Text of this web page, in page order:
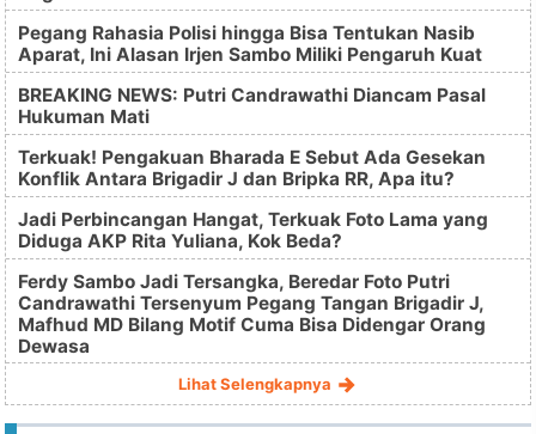
Pegang Rahasia Polisi hingga Bisa Tentukan Nasib
Aparat, Ini Alasan Irjen Sambo Miliki Pengaruh Kuat
BREAKING NEWS: Putri Candrawathi Diancam Pasal
Hukuman Mati
Terkuak! Pengakuan Bharada E Sebut Ada Gesekan
Konflik Antara Brigadir J dan Bripka RR, Apa itu?
Jadi Perbincangan Hangat, Terkuak Foto Lama yang
Diduga AKP Rita Yuliana, Kok Beda?
Ferdy Sambo Jadi Tersangka, Beredar Foto Putri
Candrawathi Tersenyum Pegang Tangan Brigadir J,
Mafhud MD Bilang Motif Cuma Bisa Didengar Orang
Dewasa
Lihat Selengkapnya